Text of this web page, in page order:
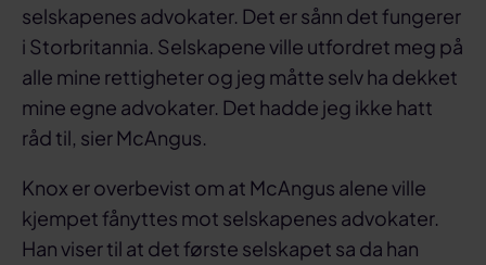
selskapenes advokater. Det er sånn det fungerer
i Storbritannia. Selskapene ville utfordret meg på
alle mine rettigheter og jeg måtte selv ha dekket
mine egne advokater. Det hadde jeg ikke hatt
råd til, sier McAngus.
Knox er overbevist om at McAngus alene ville
kjempet fånyttes mot selskapenes advokater.
Han viser til at det første selskapet sa da han